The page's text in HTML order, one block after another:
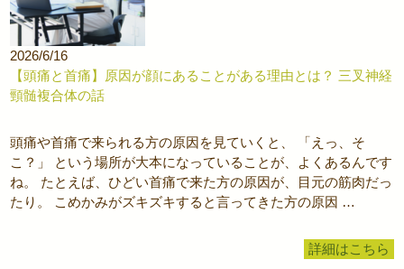
2026/6/16
【頭痛と首痛】原因が顔にあることがある理由とは？ 三叉神経
頸髄複合体の話
頭痛や首痛で来られる方の原因を見ていくと、 「えっ、そ
こ？」 という場所が大本になっていることが、よくあるんです
ね。 たとえば、ひどい首痛で来た方の原因が、目元の筋肉だっ
たり。 こめかみがズキズキすると言ってきた方の原因 …
詳細はこちら